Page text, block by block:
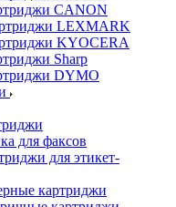
CANON
LEXMARK
KYOCERA
Sharp
DYMO
для факсов
для этикет-
картриджи